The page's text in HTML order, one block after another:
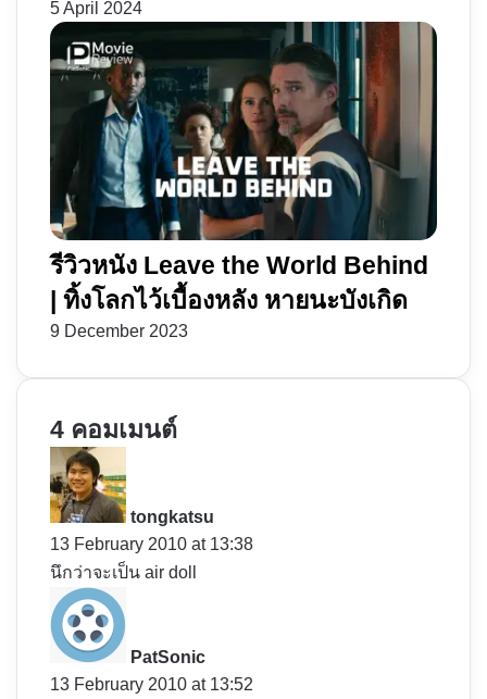
5 April 2024
รีวิวหนัง Leave the World Behind
| ทิ้งโลกไว้เบื้องหลัง หายนะบังเกิด
9 December 2023
4 คอมเมนต์
tongkatsu
s
13 February 2010 at 13:38
นึกว่าจะเป็น air doll
PatSonic
s
13 February 2010 at 13:52